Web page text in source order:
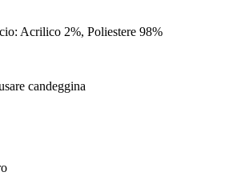
Acrilico 2%, Poliestere 98%
candeggina